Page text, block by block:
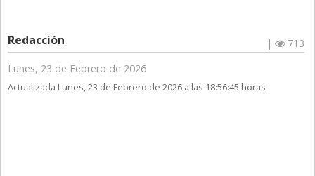
Redacción |
713
Lunes, 23 de Febrero de 2026
Actualizada Lunes, 23 de Febrero de 2026 a las 18:56:45 horas